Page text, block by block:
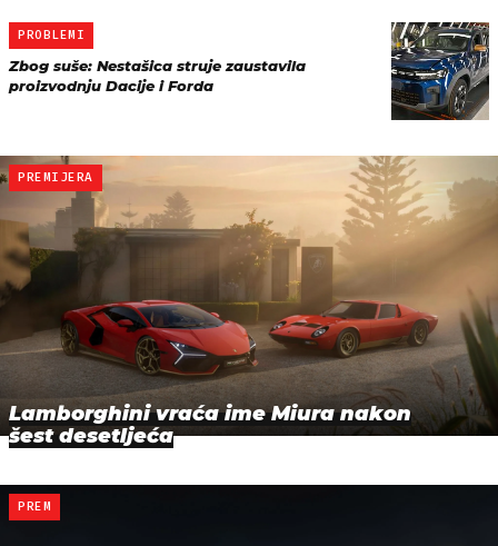
PROBLEMI
Zbog suše: Nestašica struje zaustavila
proizvodnju Dacije i Forda
PREMIJERA
Lamborghini vraća ime Miura nakon
šest desetljeća
PREM